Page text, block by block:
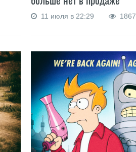
11 июля в 22:29 1867